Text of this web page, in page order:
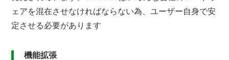
ェアを混在させなければならない為、ユーザー自身で安
定させる必要があります
機能拡張